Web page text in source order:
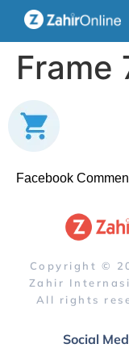
Frame
Facebook
Copyright ©
Zahir
All rights
Social